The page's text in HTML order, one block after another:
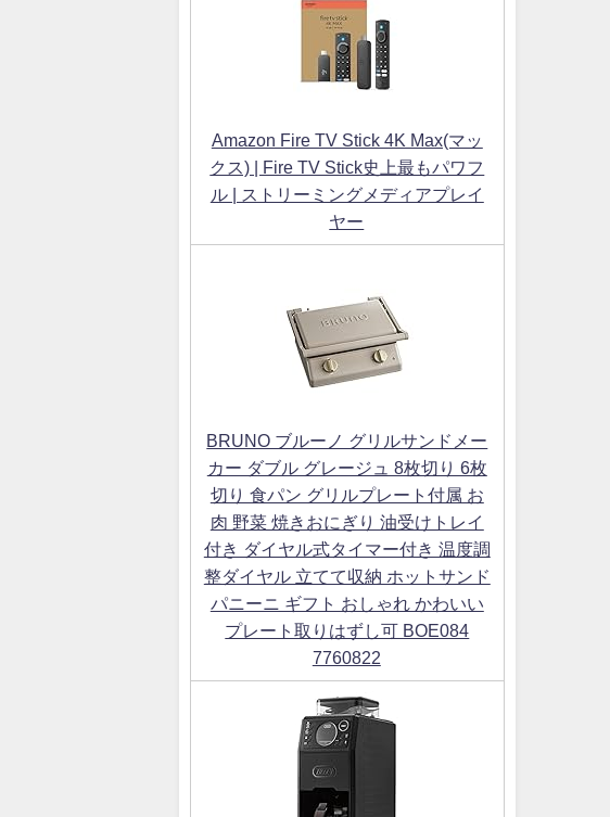
Amazon Fire TV Stick 4K Max(マッ
クス) | Fire TV Stick史上最もパワフ
ル | ストリーミングメディアプレイ
ヤー
BRUNO ブルーノ グリルサンドメー
カー ダブル グレージュ 8枚切り 6枚
切り 食パン グリルプレート付属 お
肉 野菜 焼きおにぎり 油受けトレイ
付き ダイヤル式タイマー付き 温度調
整ダイヤル 立てて収納 ホットサンド
パニーニ ギフト おしゃれ かわいい
プレート取りはずし可 BOE084
7760822